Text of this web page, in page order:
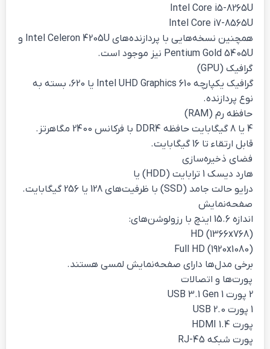
Intel Core i5-8265U
Intel Core i7-8565U
همچنین نسخه‌هایی با پردازنده‌های Intel Celeron 4205U و
Pentium Gold 5405U نیز موجود است.
گرافیک (GPU)
گرافیک یکپارچه Intel UHD Graphics 610 یا 620، بسته به
نوع پردازنده.
حافظه رم (RAM)
4 یا 8 گیگابایت حافظه DDR4 با فرکانس 2400 مگاهرتز.
قابل ارتقاء تا 16 گیگابایت.
فضای ذخیره‌سازی
هارد دیسک 1 ترابایت (HDD) یا
درایو حالت جامد (SSD) با ظرفیت‌های 128 یا 256 گیگابایت.
صفحه‌نمایش
اندازه 15.6 اینچ با رزولوشن‌های:
HD (1366x768)
Full HD (1920x1080)
برخی مدل‌ها دارای صفحه‌نمایش لمسی هستند.
پورت‌ها و اتصالات
2 پورت USB 3.1 Gen 1
1 پورت USB 2.0
پورت HDMI 1.4
پورت شبکه RJ-45